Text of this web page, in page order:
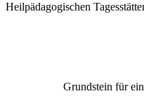
Heilpädagogischen
Grundstein für